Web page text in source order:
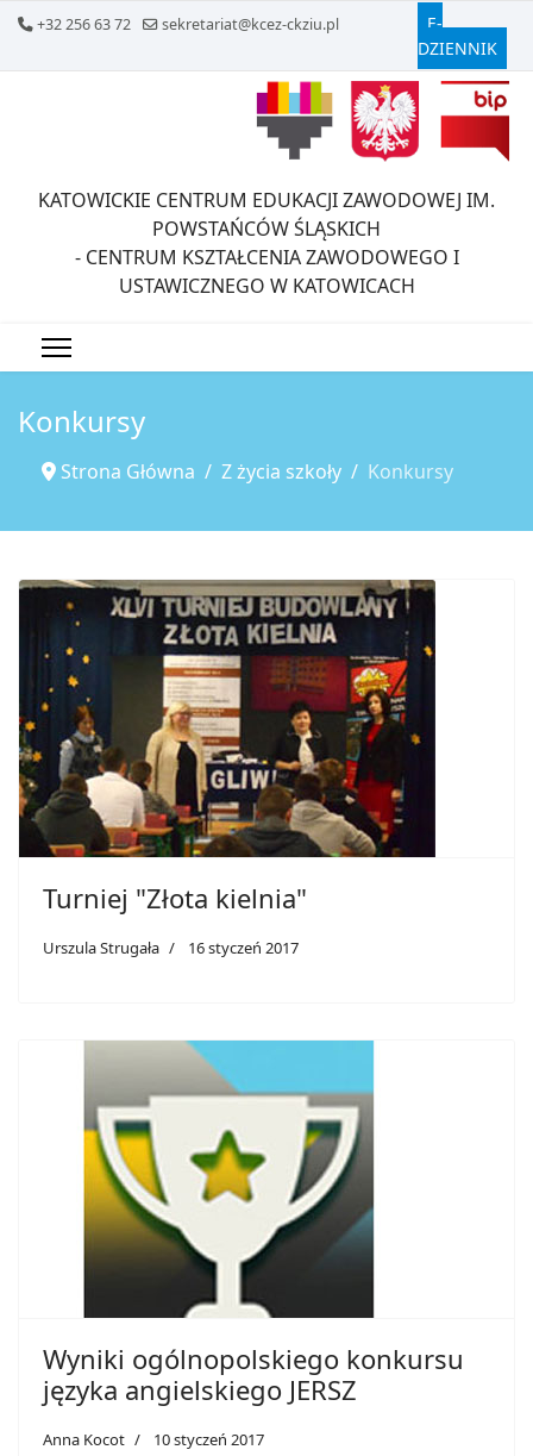
+32 256 63 72 sekretariat@kcez-ckziu.pl
E-
DZIENNIK
KATOWICKIE CENTRUM EDUKACJI ZAWODOWEJ IM.
POWSTAŃCÓW ŚLĄSKICH
- CENTRUM KSZTAŁCENIA ZAWODOWEGO I
USTAWICZNEGO W KATOWICACH
Konkursy
Strona Główna Z życia szkoły Konkursy
Turniej "Złota kielnia"
Urszula Strugała 16 styczeń 2017
Wyniki ogólnopolskiego konkursu
języka angielskiego JERSZ
Anna Kocot 10 styczeń 2017